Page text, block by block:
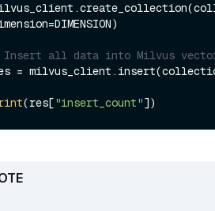
Insert all data into Milvus vector
=
(res["insert_count"